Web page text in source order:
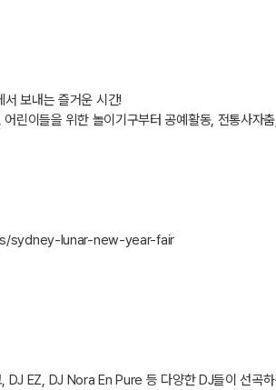
서 보내는 즐거운 시간!
어린이들을 위한 놀이기구부터 공예활동, 전통사자춤
sydney-lunar-new-year-fair
, DJ EZ, DJ Nora En Pure 등 다양한DJ들이 선곡